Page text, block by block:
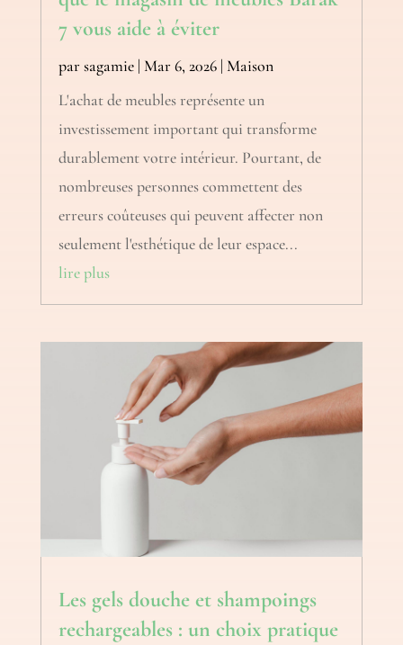
7 vous aide à éviter
parsagamie| Mar 6, 2026| Maison
L'achat de meubles représente un
investissement important qui transforme
durablement votre intérieur. Pourtant, de
nombreuses personnes commettent des
erreurs coûteuses qui peuvent affecter non
seulement l'esthétique de leur espace...
lire plus
Les gels douche et shampoings
rechargeables : un choix pratique